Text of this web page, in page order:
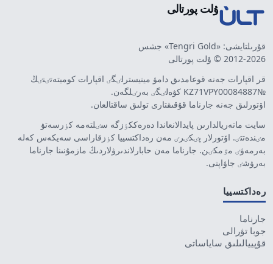
ۇلت پورتالى
قۇرىلتايشى: «Tengri Gold» جشس
2012-2026 © ۇلت پورتالى
قر اقپارات جەنە قوعامدىق دامۋ مينيسترلٸگٸ اقپارات كوميتەتٸنٸڭ
№KZ71VPY00084887 كۋەلٸگٸ بەرٸلگەن.
اۆتورلىق جەنە جارناما قۇقىقتارى تولىق ساقتالعان.
سايت ماتەريالدارىن پايدالانعاندا دەرەككٶزگە سٸلتەمە كٶرسەتۋ
مٸندەتتٸ. اۆتورلار پٸكٸرٸ مەن رەداكتسييا كٶزقاراسى سەيكەس كەلە
بەرمەۋٸ مٷمكٸن. جارناما مەن حابارلاندىرۋلاردىڭ مازمۇنىنا جارناما
بەرۋشٸ جاۋاپتى.
رەداكتسييا
جارناما
جوبا تۋرالى
قۇپييالىلىق ساياساتى